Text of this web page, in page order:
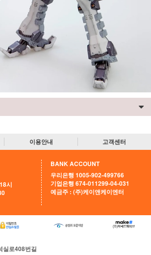
이용안내 고객센터
시
BANK ACCOUNT
우리은행 1005-902-499766
기업은행 674-011299-04-031
예금주 : (주)케이앤케이엔터
실로408번길